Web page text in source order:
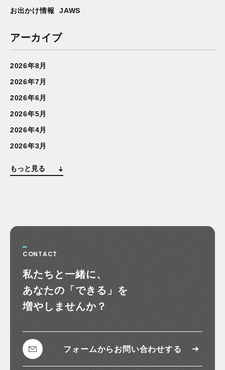
お出かけ情報
JAWS
アーカイブ
2026年8月
2026年7月
2026年6月
2026年5月
2026年4月
2026年3月
もっと見る
CONTACT
私たちと一緒に、
あなたの 「できる」を
増やしませんか？
フォームから お問い合わせする